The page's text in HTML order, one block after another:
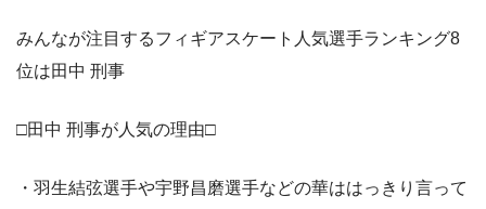
みんなが注目するフィギアスケート人気選手ランキング8
位は田中 刑事
□田中 刑事が人気の理由□
・羽生結弦選手や宇野昌磨選手などの華ははっきり言って